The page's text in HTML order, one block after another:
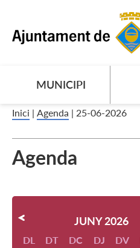
MUNICIPI
Inici | Agenda | 25-06-2026
Agenda
JUNY 2026
DL DT DC DJ DV